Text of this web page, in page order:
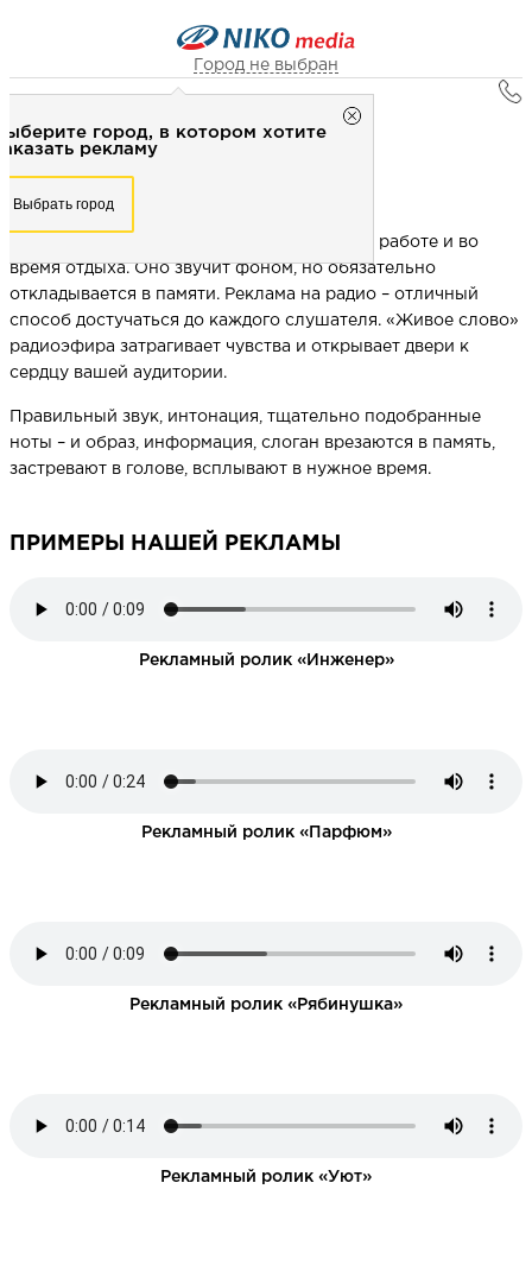
Город не выбран
город, в котором хотите
рекламу
Выбрать город
Город не выбран
Рекламное агентство НИКО-медиа
Выберите свой город
НАПИСАТЬ НАМ
Реклама на радио
РЕКЛАМА НА РАДИО
Радио слушают везде – в дороге и дома, на работе и во
время отдыха. Оно звучит фоном, но обязательно
откладывается в памяти. Реклама на радио – отличный
способ достучаться до каждого слушателя. «Живое слово»
радиоэфира затрагивает чувства и открывает двери к
сердцу вашей аудитории.
Правильный звук, интонация, тщательно подобранные
ноты – и образ, информация, слоган врезаются в память,
застревают в голове, всплывают в нужное время.
ПРИМЕРЫ НАШЕЙ РЕКЛАМЫ
Рекламный ролик «Инженер»
Рекламный ролик «Парфюм»
Рекламный ролик «Рябинушка»
Рекламный ролик «Уют»